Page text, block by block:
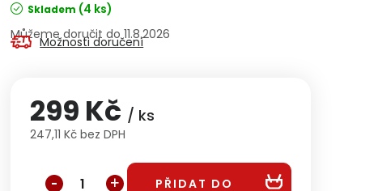
Skladem (4 ks)
11.8.2026
Možnosti doručení
299 Kč / ks
247,11 Kč bez DPH
PŘIDAT DO